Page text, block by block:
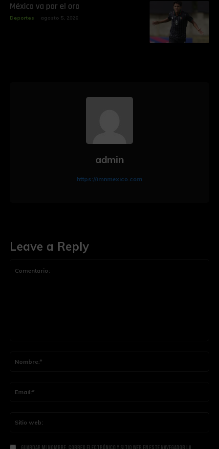
‎México va por el oro
Deportes agosto 5, 2026
Leave a Reply
Guardar mi nombre, correo electrónico y sitio web en este navegador la
admin
https://imnmexico.com